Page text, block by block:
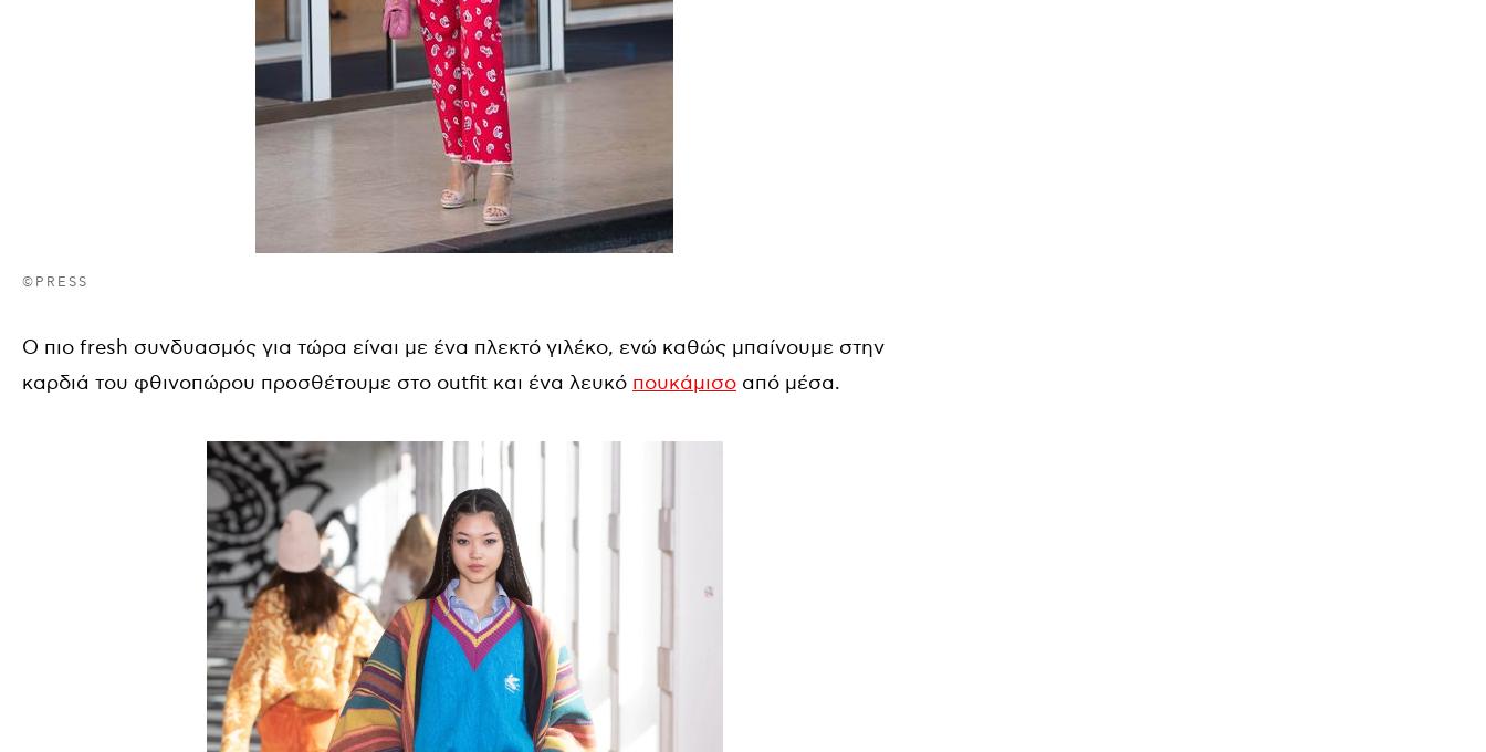
©PRESS
Ο πιο fresh συνδυασμός για τώρα είναι με ένα πλεκτό γιλέκο, ενώ καθώς μπαίνουμε στην
καρδιά του φθινοπώρου προσθέτουμε στο outfit και ένα λευκό πουκάμισο από μέσα.